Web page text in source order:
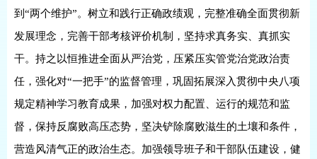
到“两个维护”。树立和践行正确政绩观，完整准确全面贯彻新
发展理念，完善干部考核评价机制，坚持求真务实、真抓实
干。持之以恒推进全面从严治党，压紧压实管党治党政治责
任，强化对“一把手”的监督管理，巩固拓展深入贯彻中央八项
规定精神学习教育成果，加强对权力配置、运行的规范和监
督，保持反腐败高压态势，坚决铲除腐败滋生的土壤和条件，
营造风清气正的政治生态。加强领导班子和干部队伍建设，健